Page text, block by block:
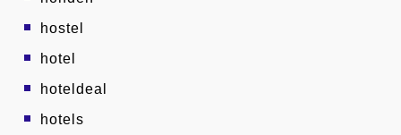
hostel
hotel
hoteldeal
hotels